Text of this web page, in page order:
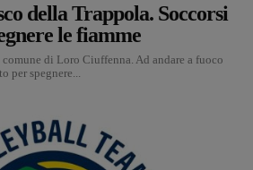
della Trappola. Soccorsi
le fiamme
di Loro Ciuffenna. Ad andare a fuoco
per spegnere...